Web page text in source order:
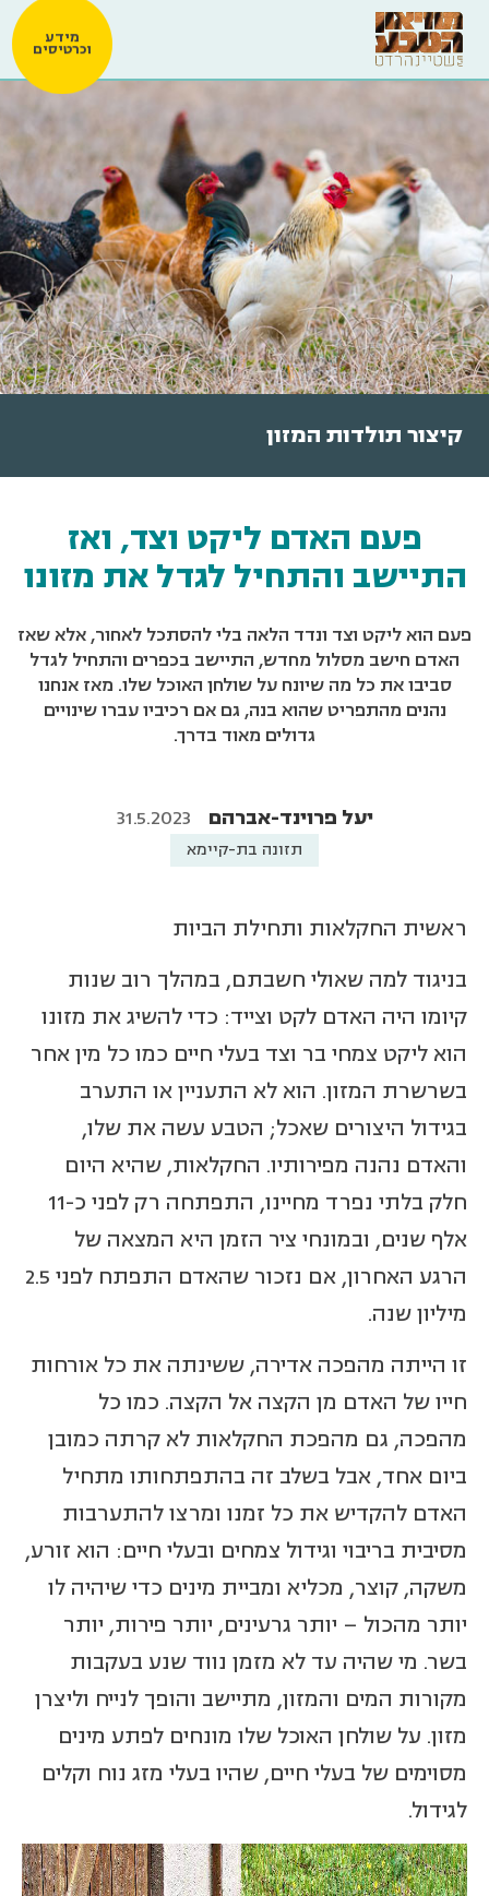
מידע
וכרטיסים
קיצור תולדות המזון
פעם האדם ליקט וצד, ואז
התיישב והתחיל לגדל את מזונו
פעם הוא ליקט וצד ונדד הלאה בלי להסתכל לאחור, אלא שאז
האדם חישב מסלול מחדש, התיישב בכפרים והתחיל לגדל
סביבו את כל מה שיונח על שולחן האוכל שלו. מאז אנחנו
נהנים מהתפריט שהוא בנה, גם אם רכיביו עברו שינויים
גדולים מאוד בדרך.
יעל פרוינד-אברהם 31.5.2023
תזונה בת-קיימא
ראשית החקלאות ותחילת הביות
בניגוד למה שאולי חשבתם, במהלך רוב שנות
קיומו היה האדם לקט וצייד: כדי להשיג את מזונו
הוא ליקט צמחי בר וצד בעלי חיים כמו כל מין אחר
בשרשרת המזון. הוא לא התעניין או התערב
בגידול היצורים שאכל; הטבע עשה את שלו,
והאדם נהנה מפירותיו. החקלאות, שהיא היום
חלק בלתי נפרד מחיינו, התפתחה רק לפני כ-11
אלף שנים, ובמונחי ציר הזמן היא המצאה של
הרגע האחרון, אם נזכור שהאדם התפתח לפני 2.5
מיליון שנה.
זו הייתה מהפכה אדירה, ששינתה את כל אורחות
חייו של האדם מן הקצה אל הקצה. כמו כל
מהפכה, גם מהפכת החקלאות לא קרתה כמובן
ביום אחד, אבל בשלב זה בהתפתחותו מתחיל
האדם להקדיש את כל זמנו ומרצו להתערבות
מסיבית בריבוי וגידול צמחים ובעלי חיים: הוא זורע,
משקה, קוצר, מכליא ומביית מינים כדי שיהיה לו
יותר מהכול – יותר גרעינים, יותר פירות, יותר
בשר. מי שהיה עד לא מזמן נווד שנע בעקבות
מקורות המים והמזון, מתיישב והופך לנייח וליצרן
מזון. על שולחן האוכל שלו מונחים לפתע מינים
מסוימים של בעלי חיים, שהיו בעלי מזג נוח וקלים
לגידול.